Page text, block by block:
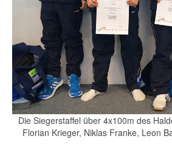
Die Siegerstaffel über 4x100m des
Florian Krieger, Niklas Franke, Leon